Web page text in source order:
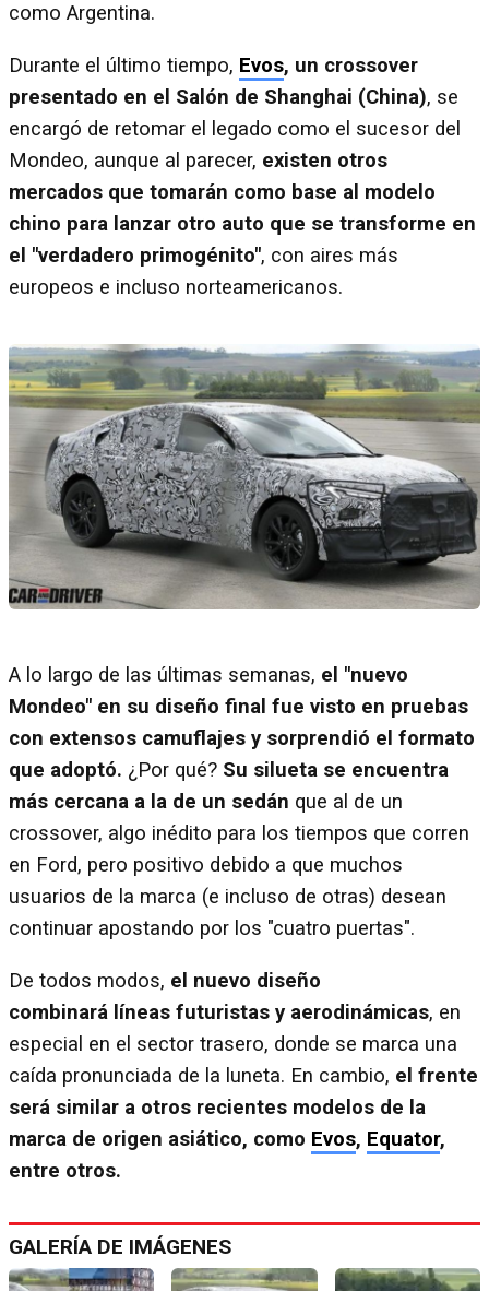
como Argentina.
Durante el último tiempo, Evos, un crossover
presentado en el Salón de Shanghai (China), se
encargó de retomar el legado como el sucesor del
Mondeo, aunque al parecer, existen otros
mercados que tomarán como base al modelo
chino para lanzar otro auto que se transforme en
el "verdadero primogénito", con aires más
europeos e incluso norteamericanos.
A lo largo de las últimas semanas, el "nuevo
Mondeo" en su diseño final fue visto en pruebas
con extensos camuflajes y sorprendió el formato
que adoptó. ¿Por qué? Su silueta se encuentra
más cercana a la de un sedán que al de un
crossover, algo inédito para los tiempos que corren
en Ford, pero positivo debido a que muchos
usuarios de la marca (e incluso de otras) desean
continuar apostando por los "cuatro puertas".
De todos modos, el nuevo diseño
combinará líneas futuristas y aerodinámicas, en
especial en el sector trasero, donde se marca una
caída pronunciada de la luneta. En cambio, el frente
será similar a otros recientes modelos de la
marca de origen asiático, como Evos, Equator,
entre otros.
GALERÍA DE IMÁGENES